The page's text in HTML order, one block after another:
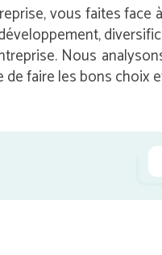
vous faites
Nous
faire les bons choix